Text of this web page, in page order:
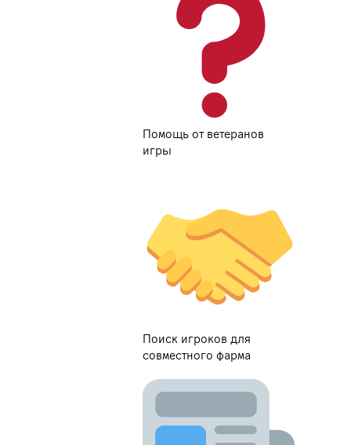
Помощь от ветеранов
игры
Поиск игроков для
совместного фарма